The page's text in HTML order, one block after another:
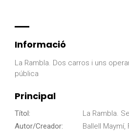
Informació
La Rambla. Dos carros i uns
pública
Principal
Títol:
La Rambla.
Autor/Creador:
Ballell